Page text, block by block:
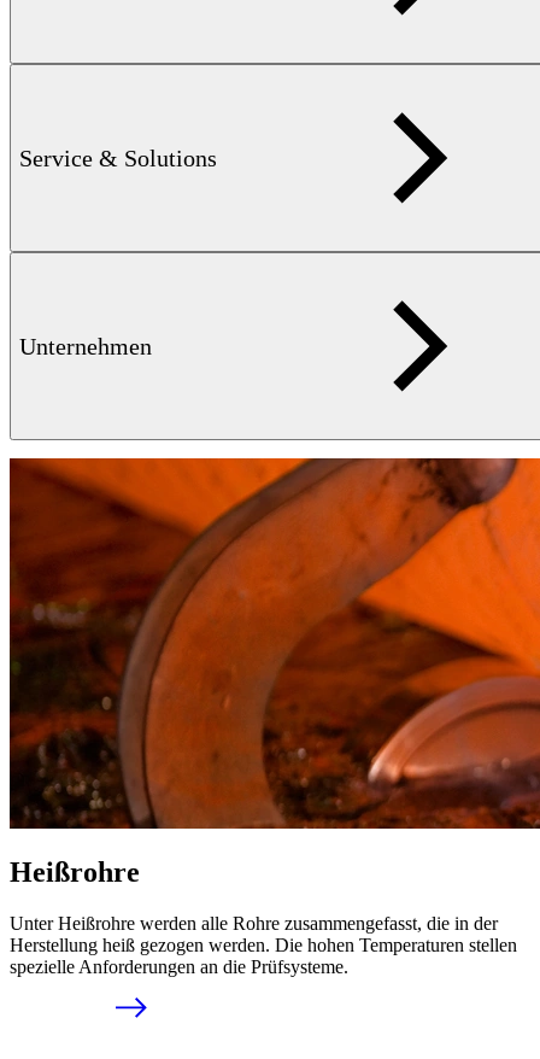
Service & Solutions
Unternehmen
Außendurchmesser werden üblicherweise als geschweißte Rohre
längs geschweißt wird.
mehr erfahren
Heißrohre
Unter Heißrohre werden alle Rohre zusammengefasst, die in der
Herstellung heiß gezogen werden. Die hohen Temperaturen stellen
spezielle Anforderungen an die Prüfsysteme.